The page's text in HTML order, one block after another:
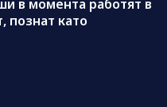
в момента работят в
познат като